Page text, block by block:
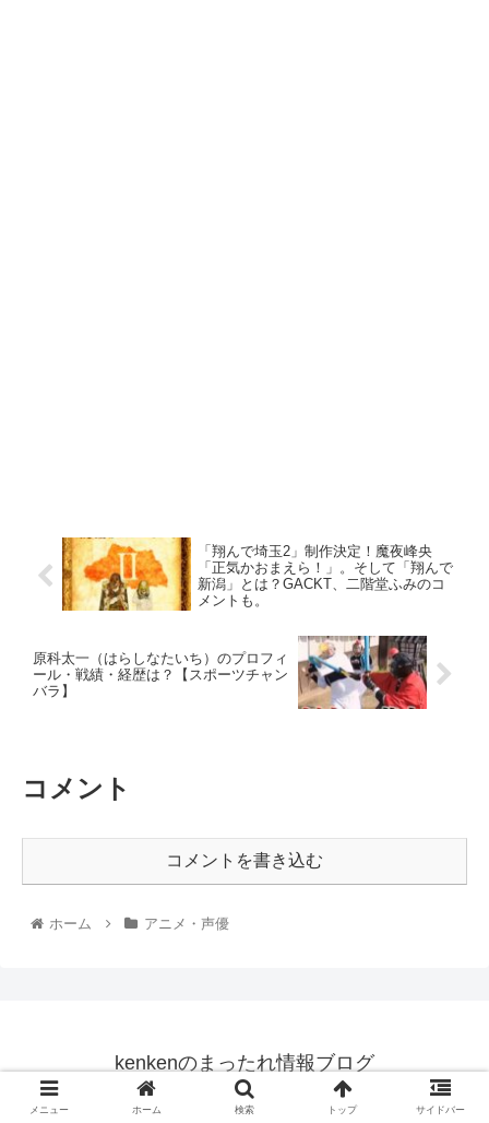
「翔んで埼玉2」制作決定！魔夜峰央
「正気かおまえら！」。そして「翔んで
新潟」とは？GACKT、二階堂ふみのコ
メントも。
原科太一（はらしなたいち）のプロフィ
ール・戦績・経歴は？【スポーツチャン
バラ】
コメント
コメントを書き込む
ホーム アニメ・声優
kenkenのまったれ情報ブログ
© 2021 kenkenのまったれ情報ブログ.
メニュー ホーム 検索 トップ サイドバー